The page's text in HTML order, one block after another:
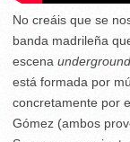
No creáis que se
banda madrileña
escena underground
está formada por
concretamente por
Gómez (ambos